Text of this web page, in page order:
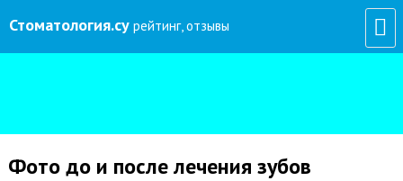
Стоматология.су рейтинг, отзывы
Фото до и после лечения зубов